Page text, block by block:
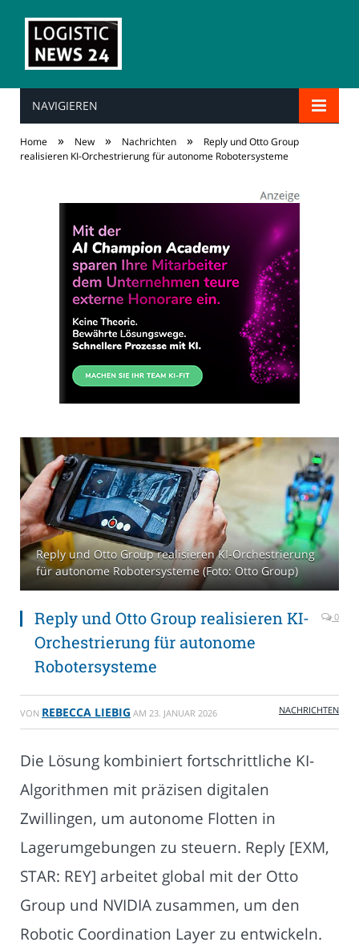
NAVIGIEREN
Home » New » Nachrichten »
Reply und Otto Group
realisieren KI-Orchestrierung für autonome Robotersysteme
Reply und Otto Group realisieren KI-Orchestrierung
für autonome Robotersysteme (Foto: Otto Group)
Reply und Otto Group realisieren KI-
Orchestrierung für autonome
Robotersysteme
0
VON REBECCA LIEBIG AM 23. JANUAR 2026 NACHRICHTEN
Die Lösung kombiniert fortschrittliche KI-
Algorithmen mit präzisen digitalen
Zwillingen, um autonome Flotten in
Lagerumgebungen zu steuern. Reply [EXM,
STAR: REY] arbeitet global mit der Otto
Group und NVIDIA zusammen, um den
Robotic Coordination Layer zu entwickeln.